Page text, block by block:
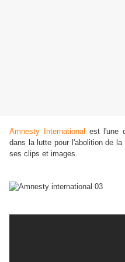
Amnesty International est l'une
dans la lutte pour l'abolition de
ses clips et images.